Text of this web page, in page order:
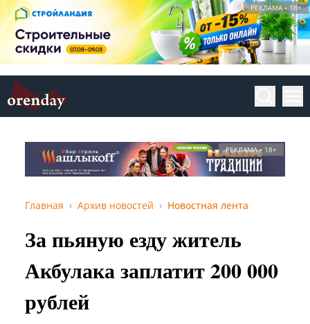
РЕКЛАМА • 18+
РЕКЛАМА • 18+
Главная Архив новостей Новостная лента
За пьяную езду житель
Акбулака заплатит 200 000
рублей